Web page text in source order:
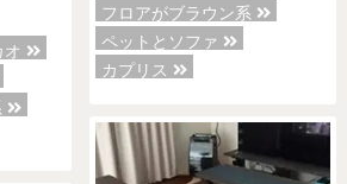
オ
フロアがブラウン系
ペットとソファ
カプリス